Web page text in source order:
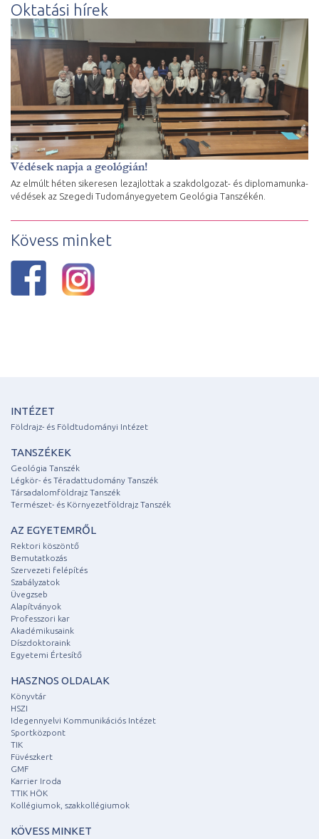
Oktatási hírek
Védések napja a geológián!
Az elmúlt héten sikeresen lezajlottak a szakdolgozat- és diplomamunka-
védések az Szegedi Tudományegyetem Geológia Tanszékén.
Kövess minket
INTÉZET
Földrajz- és Földtudományi Intézet
TANSZÉKEK
Geológia Tanszék
Légkör- és Téradattudomány Tanszék
Társadalomföldrajz Tanszék
Természet- és Környezetföldrajz Tanszék
AZ EGYETEMRŐL
Rektori köszöntő
Bemutatkozás
Szervezeti felépítés
Szabályzatok
Üvegzseb
Alapítványok
Professzori kar
Akadémikusaink
Díszdoktoraink
Egyetemi Értesítő
HASZNOS OLDALAK
Könyvtár
HSZI
Idegennyelvi Kommunikációs Intézet
Sportközpont
TIK
Füvészkert
GMF
Karrier Iroda
TTIK HÖK
Kollégiumok, szakkollégiumok
KÖVESS MINKET